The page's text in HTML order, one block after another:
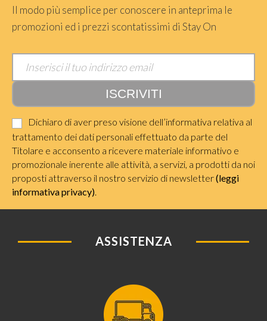
Il modo più semplice per conoscere in anteprima le
promozioni ed i prezzi scontatissimi di Stay On
Dichiaro di aver preso visione dell’informativa relativa al
trattamento dei dati personali effettuato da parte del
Titolare e acconsento a ricevere materiale informativo e
promozionale inerente alle attività, a servizi, a prodotti da noi
proposti attraverso il nostro servizio di newsletter(leggi
informativa privacy).
ASSISTENZA